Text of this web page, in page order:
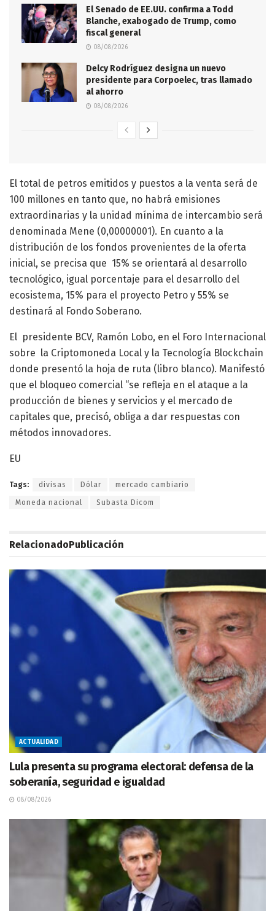
El Senado de EE.UU. confirma a Todd
Blanche, exabogado de Trump, como
fiscal general
08/08/2026
Delcy Rodríguez designa un nuevo
presidente para Corpoelec, tras llamado
al ahorro
08/08/2026
El total de petros emitidos y puestos a la venta será de
100 millones en tanto que, no habrá emisiones
extraordinarias y la unidad mínima de intercambio será
denominada Mene (0,00000001). En cuanto a la
distribución de los fondos provenientes de la oferta
inicial, se precisa que 15% se orientará al desarrollo
tecnológico, igual porcentaje para el desarrollo del
ecosistema, 15% para el proyecto Petro y 55% se
destinará al Fondo Soberano.
El presidente BCV, Ramón Lobo, en el Foro Internacional
sobre la Criptomoneda Local y la Tecnología Blockchain
donde presentó la hoja de ruta (libro blanco). Manifestó
que el bloqueo comercial “se refleja en el ataque a la
producción de bienes y servicios y el mercado de
capitales que, precisó, obliga a dar respuestas con
métodos innovadores.
EU
Tags: divisas Dólar mercado cambiario
Moneda nacional Subasta Dicom
RelacionadoPublicación
ACTUALIDAD
Lula presenta su programa electoral: defensa de la
soberanía, seguridad e igualdad
08/08/2026